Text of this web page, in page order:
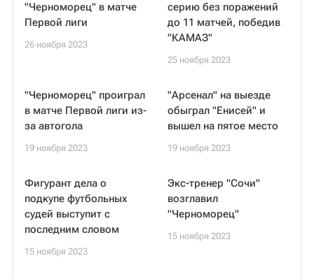
"Черноморец" в матче
Первой лиги
26 ноября 2023
серию без поражений
до 11 матчей, победив
"КАМАЗ"
25 ноября 2023
"Черноморец" проиграл
в матче Первой лиги из-
за автогола
19 ноября 2023
"Арсенал" на выезде
обыграл "Енисей" и
вышел на пятое место
19 ноября 2023
Фигурант дела о
подкупе футбольных
судей выступит с
последним словом
15 ноября 2023
Экс-тренер "Сочи"
возглавил
"Черноморец"
15 ноября 2023